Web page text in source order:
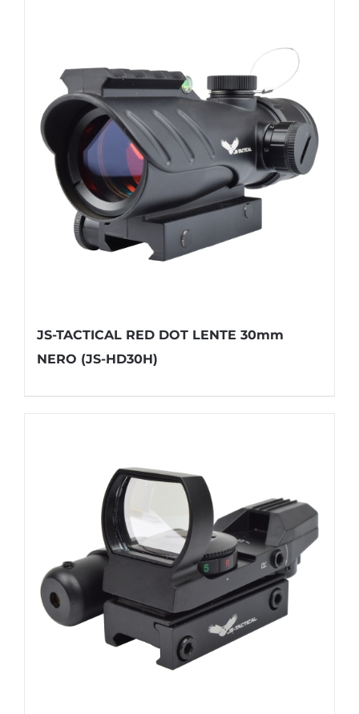
JS-TACTICAL RED DOT LENTE 30mm
NERO (JS-HD30H)